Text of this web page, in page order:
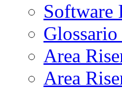
Software
Area
Area